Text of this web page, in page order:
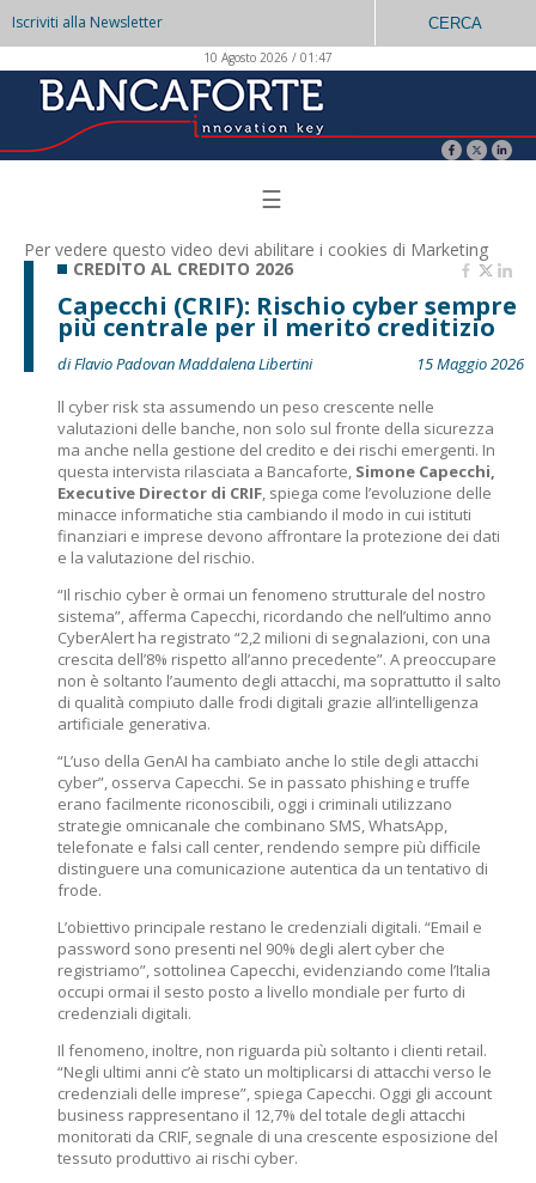
Iscriviti alla Newsletter CERCA
10 Agosto 2026 / 01:47
☰
Per vedere questo video devi abilitare i cookies di Marketing
CREDITO AL CREDITO 2026
Capecchi (CRIF): Rischio cyber sempre
più centrale per il merito creditizio
di Flavio Padovan Maddalena Libertini
15 Maggio 2026
ll cyber risk sta assumendo un peso crescente nelle
valutazioni delle banche, non solo sul fronte della sicurezza
ma anche nella gestione del credito e dei rischi emergenti. In
questa intervista rilasciata a Bancaforte, Simone Capecchi,
Executive Director di CRIF, spiega come l’evoluzione delle
minacce informatiche stia cambiando il modo in cui istituti
finanziari e imprese devono affrontare la protezione dei dati
e la valutazione del rischio.
“Il rischio cyber è ormai un fenomeno strutturale del nostro
sistema”, afferma Capecchi, ricordando che nell’ultimo anno
CyberAlert ha registrato “2,2 milioni di segnalazioni, con una
crescita dell’8% rispetto all’anno precedente”. A preoccupare
non è soltanto l’aumento degli attacchi, ma soprattutto il salto
di qualità compiuto dalle frodi digitali grazie all’intelligenza
artificiale generativa.
“L’uso della GenAI ha cambiato anche lo stile degli attacchi
cyber”, osserva Capecchi. Se in passato phishing e truffe
erano facilmente riconoscibili, oggi i criminali utilizzano
strategie omnicanale che combinano SMS, WhatsApp,
telefonate e falsi call center, rendendo sempre più difficile
distinguere una comunicazione autentica da un tentativo di
frode.
L’obiettivo principale restano le credenziali digitali. “Email e
password sono presenti nel 90% degli alert cyber che
registriamo”, sottolinea Capecchi, evidenziando come l’Italia
occupi ormai il sesto posto a livello mondiale per furto di
credenziali digitali.
Il fenomeno, inoltre, non riguarda più soltanto i clienti retail.
“Negli ultimi anni c’è stato un moltiplicarsi di attacchi verso le
credenziali delle imprese”, spiega Capecchi. Oggi gli account
business rappresentano il 12,7% del totale degli attacchi
monitorati da CRIF, segnale di una crescente esposizione del
tessuto produttivo ai rischi cyber.